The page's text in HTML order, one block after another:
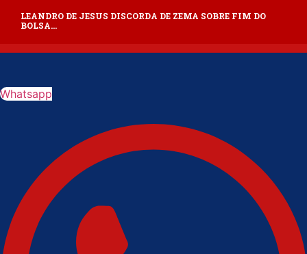
LEANDRO DE JESUS DISCORDA DE ZEMA SOBRE FIM DO
BOLSA…
Whatsapp